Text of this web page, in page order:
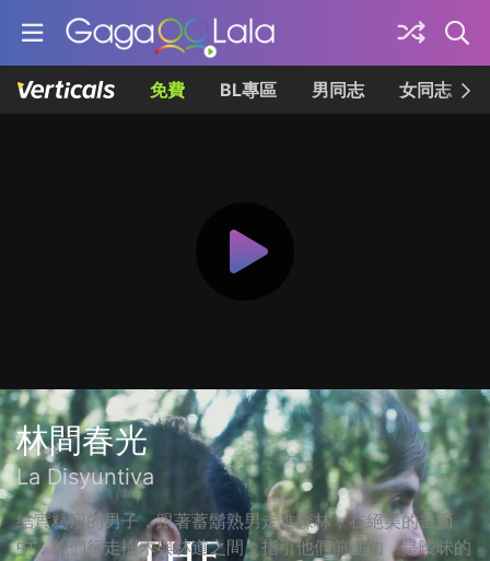
免費 BL專區 男同志 女同志
林間春光
La Disyuntiva
結實精瘦的男子，跟著蓄鬍熟男走進森林，在絕美的畫面
中，他們行走樹木與林道之間，指引他們前進的，是曖昧的